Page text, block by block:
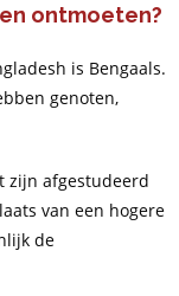
ontmoeten?
is Bengaals.
genoten,
zijn afgestudeerd
van een hogere
de